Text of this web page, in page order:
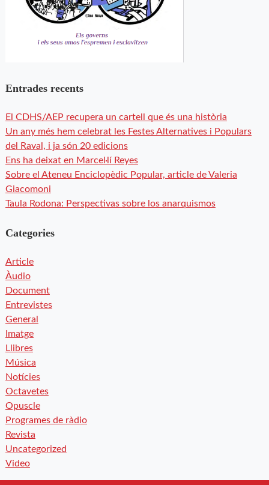
Entrades recents
El CDHS/AEP recupera un cartell que és una història
Un any més hem celebrat les Festes Alternatives i Populars
del Raval, i ja són 20 edicions
Ens ha deixat en Marcel·lí Reyes
Sobre el Ateneu Enciclopèdic Popular, article de Valeria
Giacomoni
Taula Rodona: Perspectivas sobre los anarquismos
Categories
Article
Àudio
Document
Entrevistes
General
Imatge
Llibres
Música
Notícies
Octavetes
Opuscle
Programes de ràdio
Revista
Uncategorized
Video